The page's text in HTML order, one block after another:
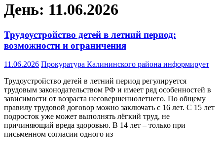
День: 11.06.2026
Трудоустройство детей в летний период:
возможности и ограничения
11.06.2026 Прокуратура Калининского района информирует
Трудоустройство детей в летний период регулируется
трудовым законодательством РФ и имеет ряд особенностей в
зависимости от возраста несовершеннолетнего. По общему
правилу трудовой договор можно заключать с 16 лет. С 15 лет
подросток уже может выполнять лёгкий труд, не
причиняющий вреда здоровью. В 14 лет – только при
письменном согласии одного из